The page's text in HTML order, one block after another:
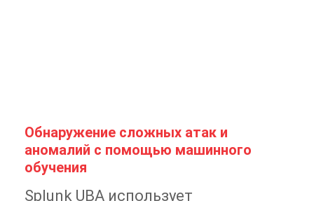
Обнаружение сложных атак и
аномалий с помощью машинного
обучения
Splunk UBA использует